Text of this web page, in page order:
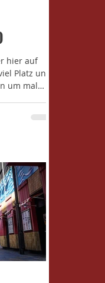
hier auf
Platz und
um mal